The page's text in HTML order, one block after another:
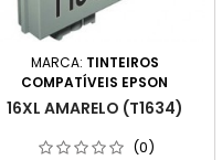
MARCA: TINTEIROS
COMPATÍVEIS EPSON
16XL AMARELO (T1634)
(0)